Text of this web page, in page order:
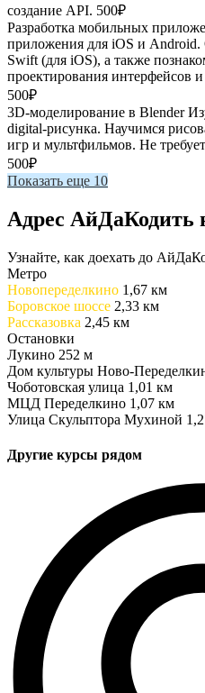
создание API. 500₽
Разработка мобильных
приложения для iOS и
Swift (для iOS), а также
проектирования интерфейсов и
500₽
3D-моделирование в Blender
digital-рисунка. Научимся
игр и мультфильмов. Не
500₽
Показать еще 10
Адрес АйДаКодить
Узнайте, как доехать до
Метро
Новопеределкино 1,67 км
Боровское шоссе 2,33 км
Рассказовка 2,45 км
Остановки
Лукино 252 м
Дом культуры Ново-
Чоботовская улица 1,01 км
МЦД Переделкино 1,07 км
Улица Скульптора Мухиной
Другие курсы рядом